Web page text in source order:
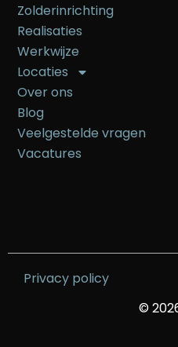
Zolderinrichting
Realisaties
Werkwijze
Locaties
Over ons
Blog
Veelgestelde vragen
Vacatures
Privacy policy
©